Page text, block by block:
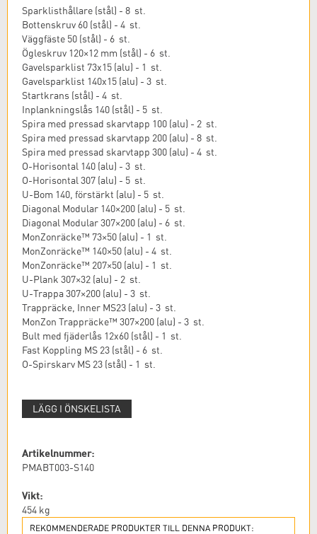
Sparklisthållare (stål) - 8 st.
Bottenskruv 60 (stål) - 4 st.
Väggfäste 50 (stål) - 6 st.
Ögleskruv 120×12 mm (stål) - 6 st.
Gavelsparklist 73x15 (alu) - 1 st.
Gavelsparklist 140x15 (alu) - 3 st.
Startkrans (stål) - 4 st.
Inplankningslås 140 (stål) - 5 st.
Spira med pressad skarvtapp 100 (alu) - 2 st.
Spira med pressad skarvtapp 200 (alu) - 8 st.
Spira med pressad skarvtapp 300 (alu) - 4 st.
O-Horisontal 140 (alu) - 3 st.
O-Horisontal 307 (alu) - 5 st.
U-Bom 140, förstärkt (alu) - 5 st.
Diagonal Modular 140×200 (alu) - 5 st.
Diagonal Modular 307×200 (alu) - 6 st.
MonZonräcke™ 73×50 (alu) - 1 st.
MonZonräcke™ 140×50 (alu) - 4 st.
MonZonräcke™ 207×50 (alu) - 1 st.
U-Plank 307×32 (alu) - 2 st.
U-Trappa 307×200 (alu) - 3 st.
Trappräcke, Inner MS23 (alu) - 3 st.
MonZon Trappräcke™ 307×200 (alu) - 3 st.
Bult med fjäderlås 12x60 (stål) - 1 st.
Fast Koppling MS 23 (stål) - 6 st.
O-Spirskarv MS 23 (stål) - 1 st.
LÄGG I ÖNSKELISTA
Artikelnummer:
PMABT003-S140
Vikt:
454 kg
REKOMMENDERADE PRODUKTER TILL DENNA PRODUKT: